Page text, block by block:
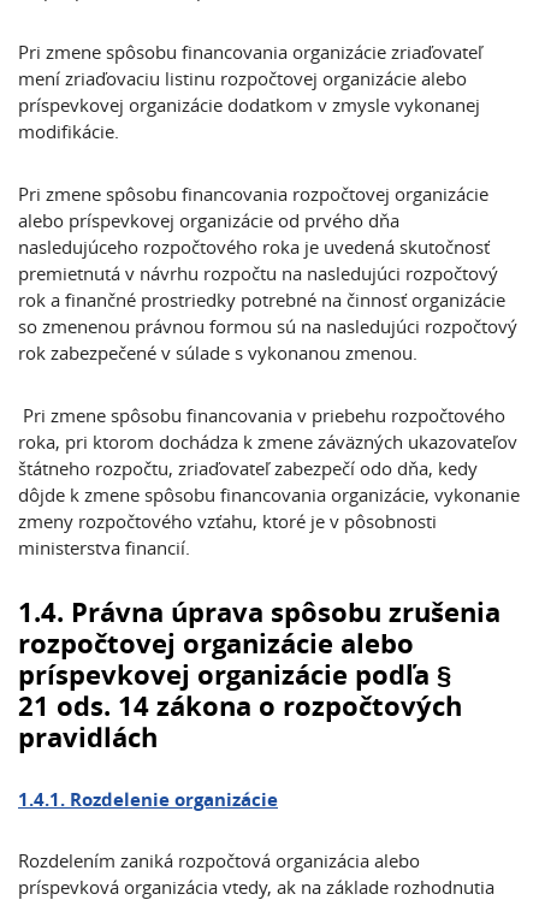
Pri zmene spôsobu financovania organizácie zriaďovateľ
mení zriaďovaciu listinu rozpočtovej organizácie alebo
príspevkovej organizácie dodatkom v zmysle vykonanej
modifikácie.
Pri zmene spôsobu financovania rozpočtovej organizácie
alebo príspevkovej organizácie od prvého dňa
nasledujúceho rozpočtového roka je uvedená skutočnosť
premietnutá v návrhu rozpočtu na nasledujúci rozpočtový
rok a finančné prostriedky potrebné na činnosť organizácie
so zmenenou právnou formou sú na nasledujúci rozpočtový
rok zabezpečené v súlade s vykonanou zmenou.
Pri zmene spôsobu financovania v priebehu rozpočtového
roka, pri ktorom dochádza k zmene záväzných ukazovateľov
štátneho rozpočtu, zriaďovateľ zabezpečí odo dňa, kedy
dôjde k zmene spôsobu financovania organizácie, vykonanie
zmeny rozpočtového vzťahu, ktoré je v pôsobnosti
ministerstva financií.
1.4. Právna úprava spôsobu zrušenia
rozpočtovej organizácie alebo
príspevkovej organizácie podľa §
21 ods. 14 zákona o rozpočtových
pravidlách
1.4.1. Rozdelenie organizácie
Rozdelením zaniká rozpočtová organizácia alebo
príspevková organizácia vtedy, ak na základe rozhodnutia